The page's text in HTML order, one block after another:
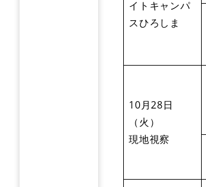
イトキャンパ
スひろしま
10月28日
（火）
現地視察